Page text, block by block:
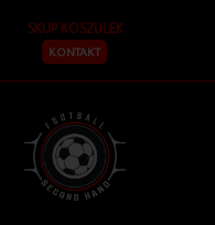
treści
SKUP KOSZULEK
KONTAKT
u